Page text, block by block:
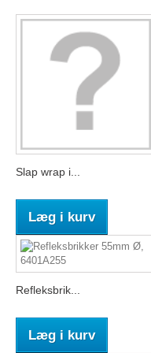
Slap wrap i...
Læg i kurv
Refleksbrik...
Læg i kurv